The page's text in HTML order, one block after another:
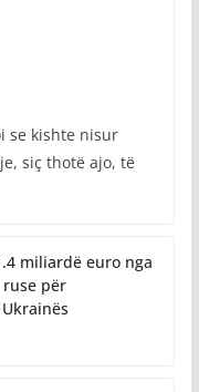
se kishte nisur
siç thotë ajo, të
miliardë euro nga
për